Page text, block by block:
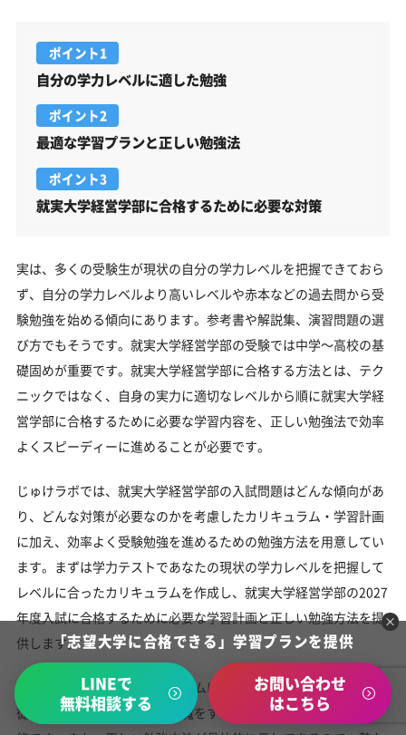
ポイント1
自分の学力レベルに適した勉強
ポイント2
最適な学習プランと正しい勉強法
ポイント3
就実大学経営学部に合格するために必要な対策
実は、多くの受験生が現状の自分の学力レベルを把握できておら
ず、自分の学力レベルより高いレベルや赤本などの過去問から受
験勉強を始める傾向にあります。参考書や解説集、演習問題の選
び方でもそうです。就実大学経営学部の受験では中学～高校の基
礎固めが重要です。就実大学経営学部に合格する方法とは、テク
ニックではなく、自身の実力に適切なレベルから順に就実大学経
営学部に合格するために必要な学習内容を、正しい勉強法で効率
よくスピーディーに進めることが必要です。
じゅけラボでは、就実大学経営学部の入試問題はどんな傾向があ
り、どんな対策が必要なのかを考慮したカリキュラム・学習計画
に加え、効率よく受験勉強を進めるための勉強方法を用意してい
ます。まずは学力テストであなたの現状の学力レベルを把握して
レベルに合ったカリキュラムを作成し、就実大学経営学部の2027
年度入試に合格するために必要な学習計画と正しい勉強方法を提
供します。
また、じゅけラボのカリキュラムは、塾や予備校に通っている生
徒でも塾や予備校の勉強の邪魔をすることなく取り組むことが可
「志望大学に合格できる」学習プランを提供
LINEで
無料相談する
お問い合わせ
はこちら